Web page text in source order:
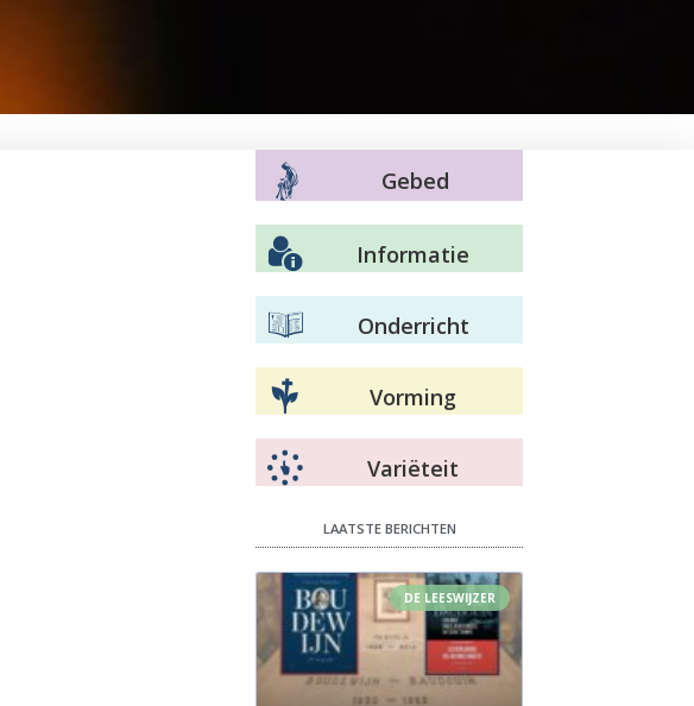
Gebed
Informatie
Onderricht
Vorming
Variëteit
LAATSTE BERICHTEN
DE LEESWIJZER